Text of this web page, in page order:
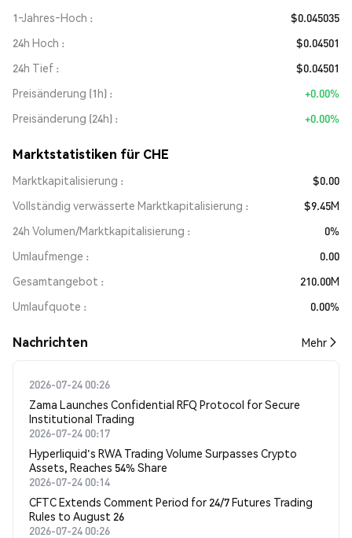
1‑Jahres‑Hoch
$0.045035
24h Hoch
$0.04501
24h Tief
$0.04501
Preisänderung (1h)
+0.00%
Preisänderung (24h)
+0.00%
Marktstatistiken für CHE
Marktkapitalisierung
$0.00
Vollständig verwässerte Marktkapitalisierung
$9.45M
24h Volumen/Marktkapitalisierung
0%
Umlaufmenge
0.00
Gesamtangebot
210.00M
Umlaufquote
0.00%
Nachrichten Mehr
2026-07-24 00:26
Zama Launches Confidential RFQ Protocol for Secure
Institutional Trading
2026-07-24 00:17
Hyperliquid's RWA Trading Volume Surpasses Crypto
Assets, Reaches 54% Share
2026-07-24 00:14
CFTC Extends Comment Period for 24/7 Futures Trading
Rules to August 26
2026-07-24 00:26